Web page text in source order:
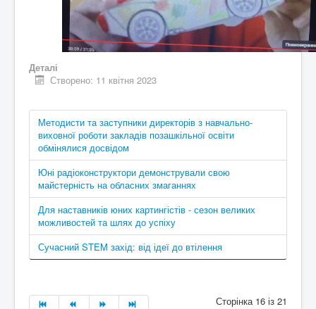
Деталі
Створено: 11 квітня 2023
Методисти та заступники директорів з навчально-
виховної роботи закладів позашкільної освіти
обмінялися досвідом
Юні радіоконструктори демонстрували свою
майстерність на обласних змаганнях
Для наставників юних картингістів - сезон великих
можливостей та шлях до успіху
Сучасний STEM захід: від ідеї до втілення
Сторінка 16 із 21